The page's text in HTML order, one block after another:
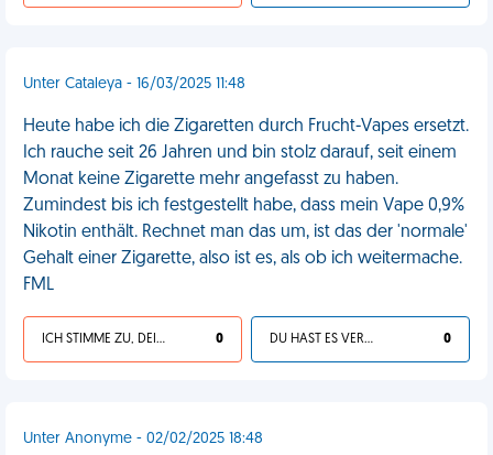
Unter Cataleya - 16/03/2025 11:48
Heute habe ich die Zigaretten durch Frucht-Vapes ersetzt.
Ich rauche seit 26 Jahren und bin stolz darauf, seit einem
Monat keine Zigarette mehr angefasst zu haben.
Zumindest bis ich festgestellt habe, dass mein Vape 0,9%
Nikotin enthält. Rechnet man das um, ist das der 'normale'
Gehalt einer Zigarette, also ist es, als ob ich weitermache.
FML
ICH STIMME ZU, DEIN LEBEN IST SCHEISSE 0 DU HAST ES VERDIENT 0
Unter Anonyme - 02/02/2025 18:48